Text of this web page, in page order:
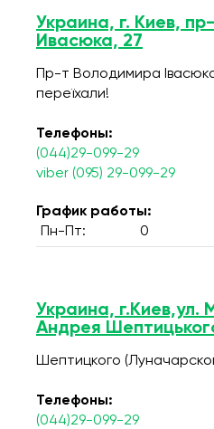
Украина, г. Киев,
Ивасюка, 27
Пр-т Володимира
переїхали!
Телефоны:
(044)29-099-29
viber (095) 29-099-29
График работы:
Пн-Пт:
0
Украина, г.Киев,ул.
Андрея
Шептицкого
Телефоны:
(044)29-099-29